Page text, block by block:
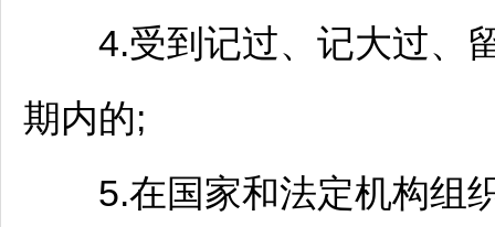
4.受到记过、记大过、留
期内的;
5.在国家和法定机构组织